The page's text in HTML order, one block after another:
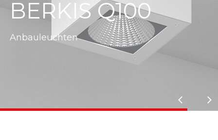
BERKIS Q100
Anbauleuchten